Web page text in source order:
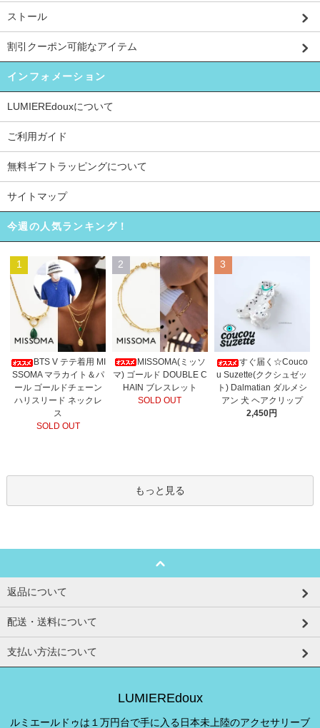
ストール
割引クーポン可能なアイテム
インフォメーション
LUMIEREdouxについて
ご利用ガイド
無料ギフトラッピングについて
サイトマップ
今週の人気ランキング！
1
BTS V テテ着用 MI
SSOMA マラカイト＆パ
ール ゴールドチェーン
ハリスリード ネックレ
ス
SOLD OUT
2
MISSOMA(ミッソ
マ) ゴールド DOUBLE C
HAIN ブレスレット
SOLD OUT
3
すぐ届く☆Couco
u Suzette(ククシュゼッ
ト) Dalmatian ダルメシ
アン 犬 ヘアクリップ
2,450円
もっと見る
返品について
配送・送料について
支払い方法について
LUMIEREdoux
ルミエールドゥは１万円台で手に入る日本未上陸のアクセサリーブ